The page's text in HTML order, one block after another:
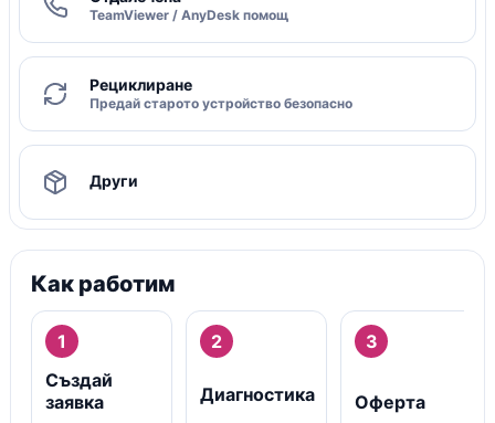
TeamViewer / AnyDesk помощ
Рециклиране
Предай старото устройство безопасно
Други
Как работим
1
Създай
заявка
2
Диагностика
3
Оферта